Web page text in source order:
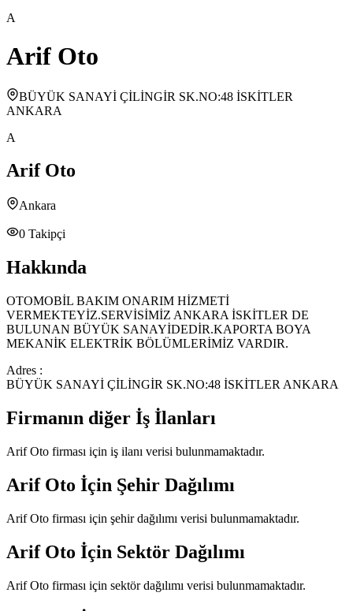
A
Arif Oto
BÜYÜK SANAYİ ÇİLİNGİR SK.NO:48 İSKİTLER
ANKARA
A
Arif Oto
Ankara
0 Takipçi
Hakkında
OTOMOBİL BAKIM ONARIM HİZMETİ
VERMEKTEYİZ.SERVİSİMİZ ANKARA İSKİTLER DE
BULUNAN BÜYÜK SANAYİDEDİR.KAPORTA BOYA
MEKANİK ELEKTRİK BÖLÜMLERİMİZ VARDIR.
Adres :
BÜYÜK SANAYİ ÇİLİNGİR SK.NO:48 İSKİTLER ANKARA
Firmanın diğer İş İlanları
Arif Oto firması için iş ilanı verisi bulunmamaktadır.
Arif Oto İçin Şehir Dağılımı
Arif Oto firması için şehir dağılımı verisi bulunmamaktadır.
Arif Oto İçin Sektör Dağılımı
Arif Oto firması için sektör dağılımı verisi bulunmamaktadır.